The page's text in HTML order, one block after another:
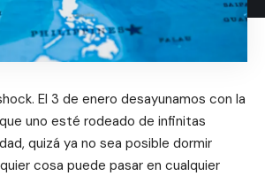
El 3 de enero desayunamos con la
uno esté rodeado de infinitas
quizá ya no sea posible dormir
cosa puede pasar en cualquier